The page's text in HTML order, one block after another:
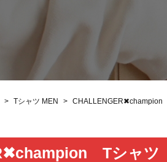
> Tシャツ MEN >
Tシャツ